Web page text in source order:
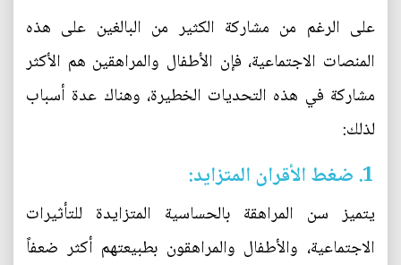
على الرغم من مشاركة الكثير من البالغين على هذه
المنصات الاجتماعية، فإن الأطفال والمراهقين هم الأكثر
مشاركة في هذه التحديات الخطيرة، وهناك عدة أسباب
لذلك:
1. ضغط الأقران المتزايد:
يتميز سن المراهقة بالحساسية المتزايدة للتأثيرات
الاجتماعية، والأطفال والمراهقون بطبيعتهم أكثر ضعفاً